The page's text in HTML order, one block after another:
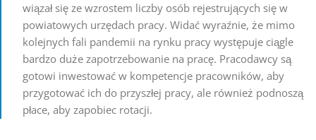
wiązał się ze wzrostem liczby osób rejestrujących się w
powiatowych urzędach pracy. Widać wyraźnie, że mimo
kolejnych fali pandemii na rynku pracy występuje ciągle
bardzo duże zapotrzebowanie na pracę. Pracodawcy są
gotowi inwestować w kompetencje pracowników, aby
przygotować ich do przyszłej pracy, ale również podnoszą
płace, aby zapobiec rotacji.